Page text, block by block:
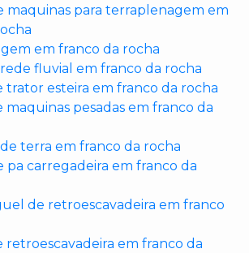
maquinas para terraplenagem em
em franco da rocha
rede fluvial em franco da rocha
trator esteira em franco da rocha
maquinas pesadas em franco da
de terra em franco da rocha
carregadeira em franco da
de retroescavadeira em franco
retroescavadeira em franco da